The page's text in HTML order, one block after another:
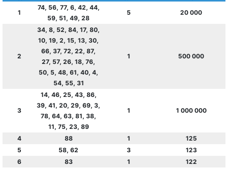
1
74, 56, 77, 6, 42, 44,
59, 51, 49, 28
5 20 000
2
34, 8, 52, 84, 17, 80,
10, 19, 2, 15, 13, 30,
66, 37, 72, 22, 87,
27, 57, 26, 18, 76,
50, 5, 48, 61, 40, 4,
54, 55, 31
1 500 000
3
14, 46, 25, 43, 86,
39, 41, 20, 29, 69, 3,
78, 64, 63, 81, 38,
11, 75, 23, 89
1 1 000 000
4 88 1
125
5
58, 62 3
123
6
83 1
122